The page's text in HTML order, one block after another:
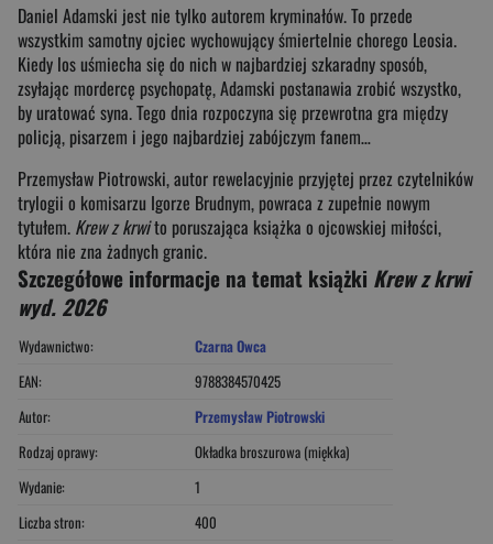
Daniel Adamski jest nie tylko autorem kryminałów. To przede
wszystkim samotny ojciec wychowujący śmiertelnie chorego Leosia.
Kiedy los uśmiecha się do nich w najbardziej szkaradny sposób,
zsyłając mordercę psychopatę, Adamski postanawia zrobić wszystko,
by uratować syna. Tego dnia rozpoczyna się przewrotna gra między
policją, pisarzem i jego najbardziej zabójczym fanem…
Przemysław Piotrowski, autor rewelacyjnie przyjętej przez czytelników
trylogii o komisarzu Igorze Brudnym, powraca z zupełnie nowym
tytułem. Krew z krwito poruszająca książka o ojcowskiej miłości,
która nie zna żadnych granic.
Szczegółowe informacje na temat książki Krew z krwi
wyd. 2026
Wydawnictwo:
Czarna Owca
EAN:
9788384570425
Autor:
Przemysław Piotrowski
Rodzaj oprawy:
Okładka broszurowa (miękka)
Wydanie:
1
Liczba stron:
400